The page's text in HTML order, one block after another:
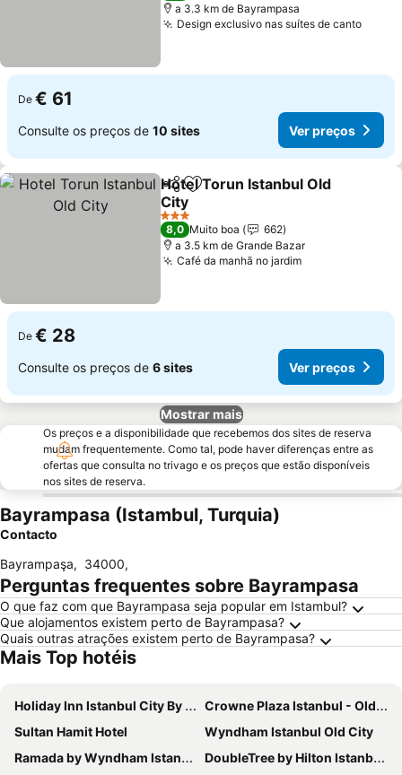
a 3.3 km de Bayrampasa
Design exclusivo nas suítes de canto
De € 61
Consulte os preços de 10 sites Ver preços
PartilharAdicionar aos favoritos
Hotel Torun Istanbul Old
City
3 Estrelas
8,0 Muito boa
662
a 3.5 km de Grande Bazar
Café da manhã no jardim
De € 28
Consulte os preços de 6 sites Ver preços
Mostrar mais
Os preços e a disponibilidade que recebemos dos sites de reserva
mudam frequentemente. Como tal, pode haver diferenças entre as
ofertas que consulta no trivago e os preços que estão disponíveis
nos sites de reserva.
Bayrampasa (Istambul, Turquia)
Contacto
Bayrampaşa, 34000,
Perguntas frequentes sobre Bayrampasa
O que faz com que Bayrampasa seja popular em Istambul?
Que alojamentos existem perto de Bayrampasa?
Quais outras atrações existem perto de Bayrampasa?
Mais Top hotéis
Holiday Inn Istanbul City By Ihg
Crowne Plaza Istanbul - Old City by IHG
Sultan Hamit Hotel
Wyndham Istanbul Old City
Ramada by Wyndham Istanbul Pera
DoubleTree by Hilton Istanbul Topkapi